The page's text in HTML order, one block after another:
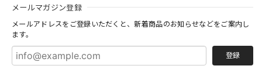
メールマガジン登録
メールアドレスをご登録いただくと、新着商品のお知らせなどをご案内し
ます。
登録